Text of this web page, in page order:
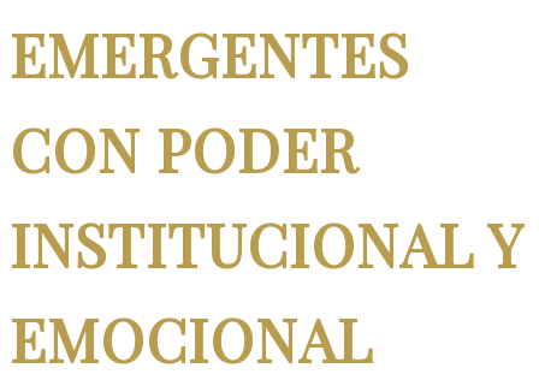
EMERGENTES
CON PODER
INSTITUCIONAL Y
EMOCIONAL